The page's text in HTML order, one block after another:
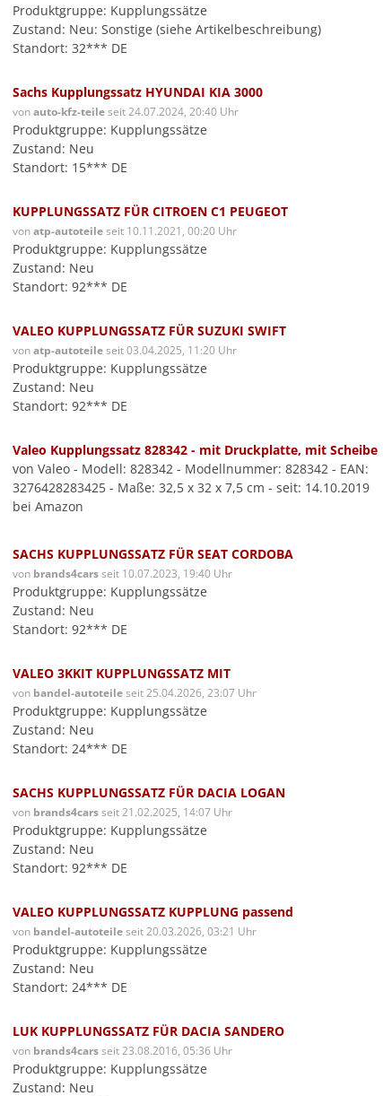
Produktgruppe: Kupplungssätze
Zustand: Neu: Sonstige (siehe Artikelbeschreibung)
Standort: 32*** DE
Sachs Kupplungssatz HYUNDAI KIA 3000
vonauto-kfz-teileseit 24.07.2024, 20:40 Uhr
Produktgruppe: Kupplungssätze
Zustand: Neu
Standort: 15*** DE
KUPPLUNGSSATZ FÜR CITROEN C1 PEUGEOT
vonatp-autoteileseit 10.11.2021, 00:20 Uhr
Produktgruppe: Kupplungssätze
Zustand: Neu
Standort: 92*** DE
VALEO KUPPLUNGSSATZ FÜR SUZUKI SWIFT
vonatp-autoteileseit 03.04.2025, 11:20 Uhr
Produktgruppe: Kupplungssätze
Zustand: Neu
Standort: 92*** DE
Valeo Kupplungssatz 828342 - mit Druckplatte, mit Scheibe
von Valeo - Modell: 828342 - Modellnummer: 828342 - EAN:
3276428283425 - Maße: 32,5 x 32 x 7,5 cm - seit: 14.10.2019
bei Amazon
SACHS KUPPLUNGSSATZ FÜR SEAT CORDOBA
von brands4carsseit 10.07.2023, 19:40 Uhr
Produktgruppe: Kupplungssätze
Zustand: Neu
Standort: 92*** DE
VALEO 3KKIT KUPPLUNGSSATZ MIT
von bandel-autoteileseit 25.04.2026, 23:07 Uhr
Produktgruppe: Kupplungssätze
Zustand: Neu
Standort: 24*** DE
SACHS KUPPLUNGSSATZ FÜR DACIA LOGAN
von brands4carsseit 21.02.2025, 14:07 Uhr
Produktgruppe: Kupplungssätze
Zustand: Neu
Standort: 92*** DE
VALEO KUPPLUNGSSATZ KUPPLUNG passend
von bandel-autoteileseit 20.03.2026, 03:21 Uhr
Produktgruppe: Kupplungssätze
Zustand: Neu
Standort: 24*** DE
LUK KUPPLUNGSSATZ FÜR DACIA SANDERO
von brands4carsseit 23.08.2016, 05:36 Uhr
Produktgruppe: Kupplungssätze
Zustand: Neu